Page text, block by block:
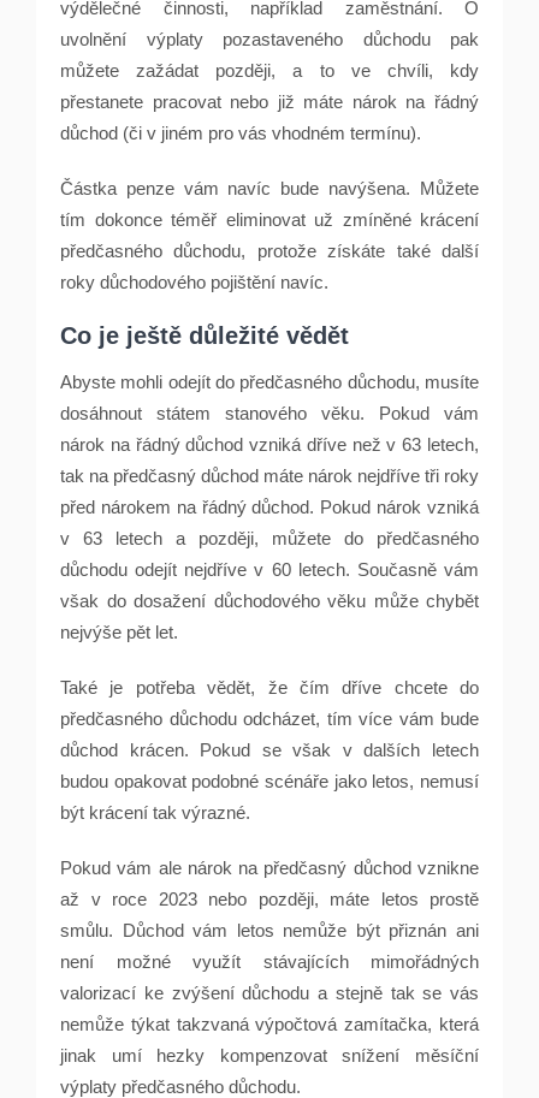
výdělečné činnosti, například zaměstnání. O
uvolnění výplaty pozastaveného důchodu pak
můžete zažádat později, a to ve chvíli, kdy
přestanete pracovat nebo již máte nárok na řádný
důchod (či v jiném pro vás vhodném termínu).
Částka penze vám navíc bude navýšena. Můžete
tím dokonce téměř eliminovat už zmíněné krácení
předčasného důchodu, protože získáte také další
roky důchodového pojištění navíc.
Co je ještě důležité vědět
Abyste mohli odejít do předčasného důchodu, musíte
dosáhnout státem stanového věku. Pokud vám
nárok na řádný důchod vzniká dříve než v 63 letech,
tak na předčasný důchod máte nárok nejdříve tři roky
před nárokem na řádný důchod. Pokud nárok vzniká
v 63 letech a později, můžete do předčasného
důchodu odejít nejdříve v 60 letech. Současně vám
však do dosažení důchodového věku může chybět
nejvýše pět let.
Také je potřeba vědět, že čím dříve chcete do
předčasného důchodu odcházet, tím více vám bude
důchod krácen. Pokud se však v dalších letech
budou opakovat podobné scénáře jako letos, nemusí
být krácení tak výrazné.
Pokud vám ale nárok na předčasný důchod vznikne
až v roce 2023 nebo později, máte letos prostě
smůlu. Důchod vám letos nemůže být přiznán ani
není možné využít stávajících mimořádných
valorizací ke zvýšení důchodu a stejně tak se vás
nemůže týkat takzvaná výpočtová zamítačka, která
jinak umí hezky kompenzovat snížení měsíční
výplaty předčasného důchodu.